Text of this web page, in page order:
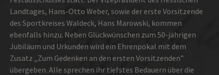
Landtages, Hans-Otto Weber, sowie der erste Vorsitzende
des Sportkreises Waldeck, Hans Marowski, kommen
ebenfalls hinzu. Neben Glückwünschen zum 50-jährigen
Jubiläum und Urkunden wird ein Ehrenpokal mit dem
Zusatz „Zum Gedenken an den ersten Vorsitzenden”
überge­ben. Alle sprechen ihr tiefstes Bedauern über die